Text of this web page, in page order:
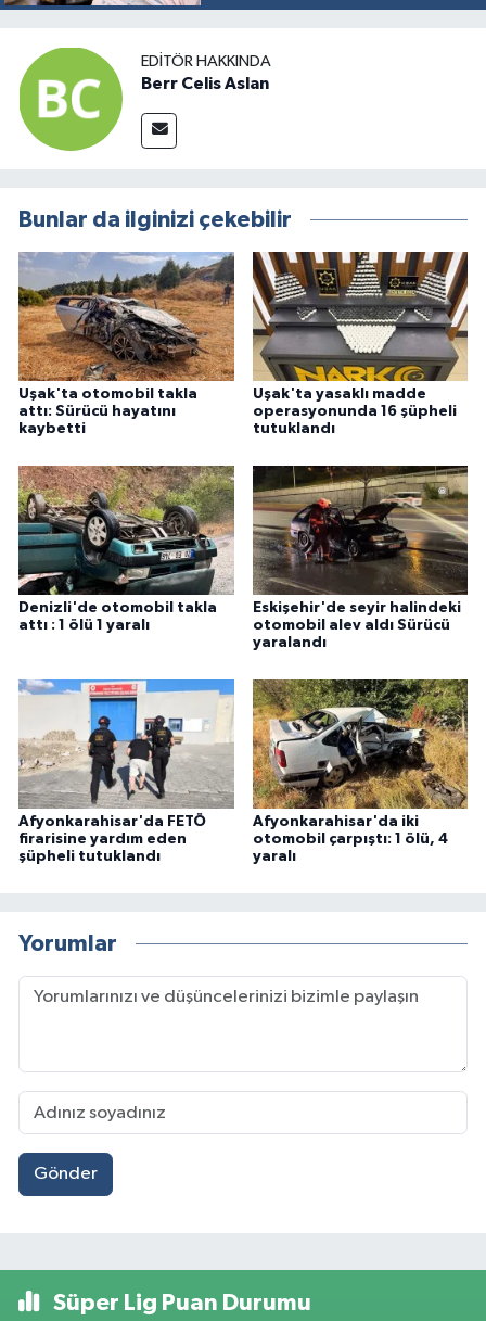
EDITÖR HAKKINDA
Berr Celis Aslan
Bunlar da ilginizi çekebilir
Uşak'ta otomobil takla
attı: Sürücü hayatını
kaybetti
Uşak'ta yasaklı madde
operasyonunda 16 şüpheli
tutuklandı
Denizli'de otomobil takla
attı : 1 ölü 1 yaralı
Eskişehir'de seyir halindeki
otomobil alev aldı Sürücü
yaralandı
Afyonkarahisar'da FETÖ
firarisine yardım eden
şüpheli tutuklandı
Afyonkarahisar'da iki
otomobil çarpıştı: 1 ölü, 4
yaralı
Yorumlar
Gönder
Süper Lig Puan Durumu